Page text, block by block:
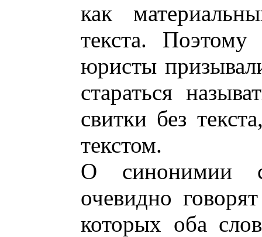
как
текста.
юристы
стараться
свитки без
текстом.
О синонимии
очевидно
которых оба